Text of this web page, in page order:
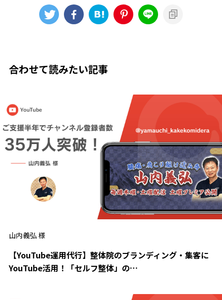
合わせて読みたい記事
山内義弘 様
【YouTube運用代行】整体院のブランディング・集客に
YouTube活用！「セルフ整体」の…